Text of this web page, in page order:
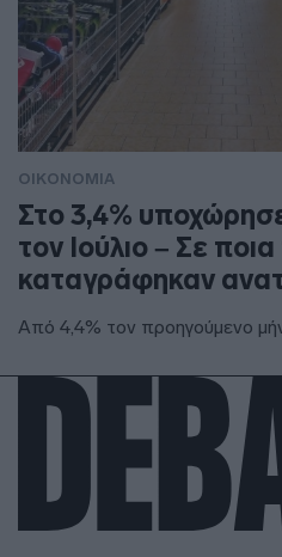
ΟΙΚΟΝΟΜΙΑ
Στο 3,4%
τον Ιούλιο – Σε
καταγράφηκαν
Από 4,4% τον προηγούμενο